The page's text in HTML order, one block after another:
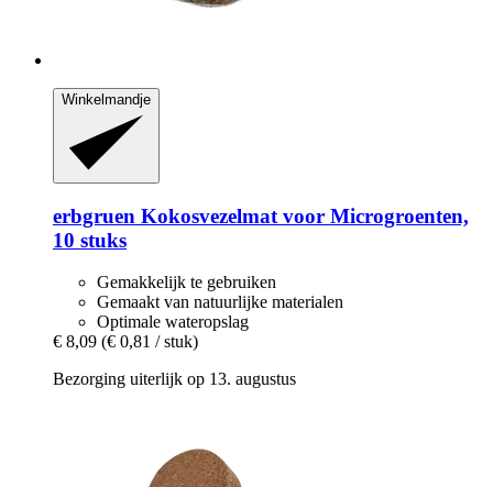
Winkelmandje
erbgruen Kokosvezelmat voor Microgroenten,
10 stuks
Gemakkelijk te gebruiken
Gemaakt van natuurlijke materialen
Optimale wateropslag
€ 8,09 (€ 0,81 / stuk)
Bezorging uiterlijk op 13. augustus